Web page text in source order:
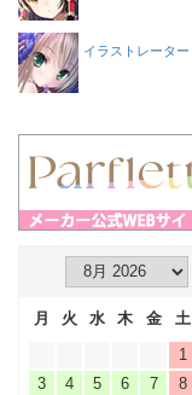
イラストレーター
月 火 水 木 金 土
1
3
4 5 6 7 8